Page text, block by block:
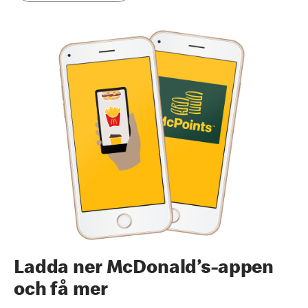
Ladda ner McDonald’s-appen
och få mer